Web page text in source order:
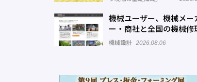
機械ユーザー、機械メー
ー・商社と全国の機械修
者をマッチングするサー
機械設計 2026.08.06